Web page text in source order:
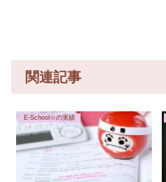
関連記事
E-School☆の実績